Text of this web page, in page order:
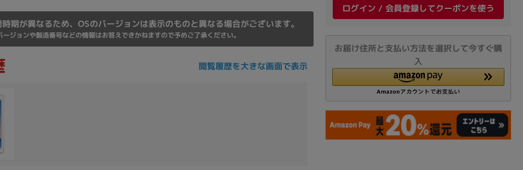
ログイン / 会員登録してクーポンを使う
お届け住所と支払い方法を選択して今すぐ購
入
期が異なるため、OSのバージョンは表示のものと異なる場合がございます。
ジョンや製造番号などの情報はお答えできかねますので予めご了承ください。
閲覧履歴を大きな画面で表示
その他